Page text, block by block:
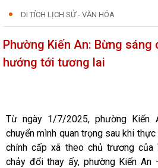
DI TÍCH LỊCH SỬ - VĂN HÓA
Phường Kiến An: Bừng sáng
hướng tới tương lai
Từ ngày 1/7/2025, phường Kiến
chuyển mình quan trọng sau khi
chính cấp xã theo chủ trương của
chảy đổi thay ấy, phường Kiến An